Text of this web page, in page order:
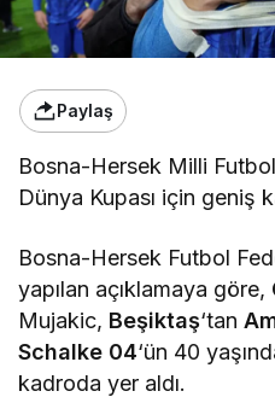
Paylaş
Bosna-Hersek Milli
Dünya Kupası için geniş
Bosna-Hersek Futbol
yapılan açıklamaya göre,
Mujakic, Beşiktaş‘tan
Schalke 04‘ün 40
kadroda yer aldı.